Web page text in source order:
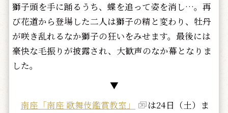
獅子頭を手に踊るうち、蝶を追って姿を消し…。再
び花道から登場した二人は獅子の精と変わり、牡丹
が咲き乱れるなか獅子の狂いをみせます。最後には
豪快な毛振りが披露され、大歓声のなか幕となりま
した。
▼
南座「南座 歌舞伎鑑賞教室」
は24日（土）ま